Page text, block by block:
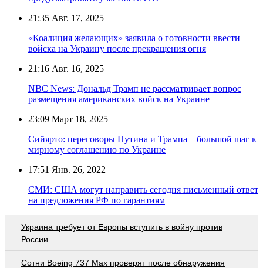
21:35 Авг. 17, 2025
«Коалиция желающих» заявила о готовности ввести
войска на Украину после прекращения огня
21:16 Авг. 16, 2025
NBC News: Дональд Трамп не рассматривает вопрос
размещения американских войск на Украине
23:09 Март 18, 2025
Сийярто: переговоры Путина и Трампа – большой шаг к
мирному соглашению по Украине
17:51 Янв. 26, 2022
СМИ: США могут направить сегодня письменный ответ
на предложения РФ по гарантиям
Украина требует от Европы вступить в войну против
России
Сотни Boeing 737 Max проверят после обнаружения